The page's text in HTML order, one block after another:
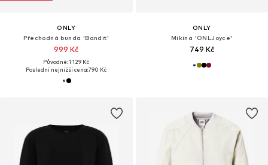
ONLY
Přechodná bunda 'Bandit'
999 Kč
Původně: 1 129 Kč
Poslední nejnižší cena:790 Kč
ONLY
Mikina 'ONLJoyce'
749 Kč